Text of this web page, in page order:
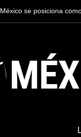
La industria naval